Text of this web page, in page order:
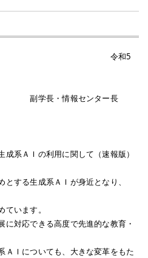
5
センター長
Ｉの利用に関して（速報版）
する生成系ＡＩが身近となり、
います。
対応できる高度で先進的な教育・
ＡＩについても、大きな変革をもた